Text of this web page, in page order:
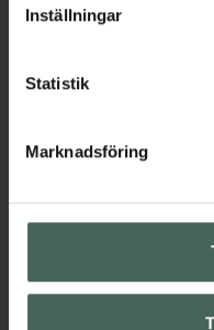
Inställningar
Statistik
Marknadsföring
Minho/Porto,
2022.
EAN:
Amning och
Nappar och